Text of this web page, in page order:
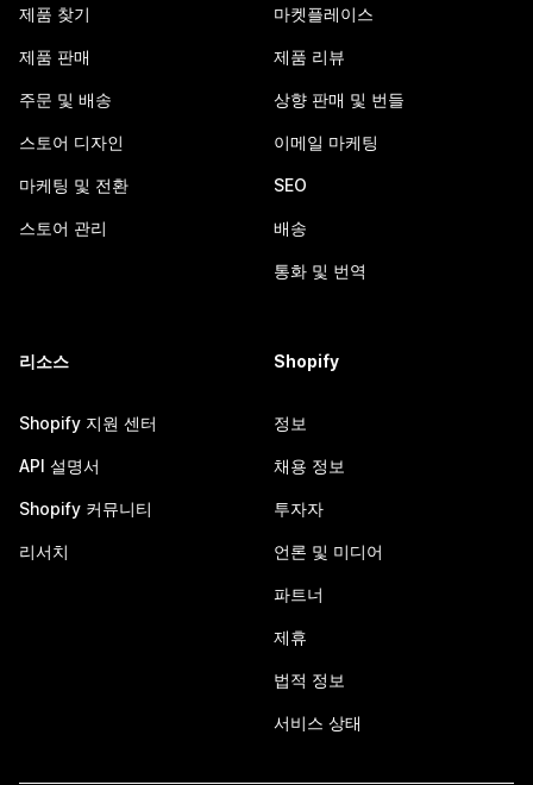
제품 찾기
제품 판매
주문 및 배송
스토어 디자인
마케팅 및 전환
스토어 관리
마켓플레이스
제품 리뷰
상향 판매 및 번들
이메일 마케팅
SEO
배송
통화 및 번역
리소스
Shopify 지원 센터
API 설명서
Shopify 커뮤니티
리서치
Shopify
정보
채용 정보
투자자
언론 및 미디어
파트너
제휴
법적 정보
서비스 상태